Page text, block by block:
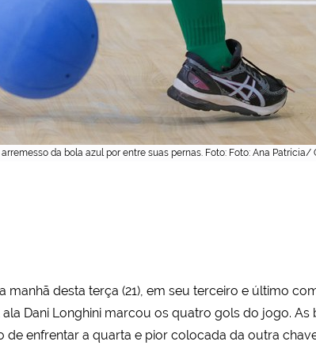
da bola azul por entre suas pernas. Foto: Foto: Ana Patrícia/
manhã desta terça (21), em seu terceiro e último
ala Dani Longhini marcou os quatro gols do jogo. As
enfrentar a quarta e pior colocada da outra